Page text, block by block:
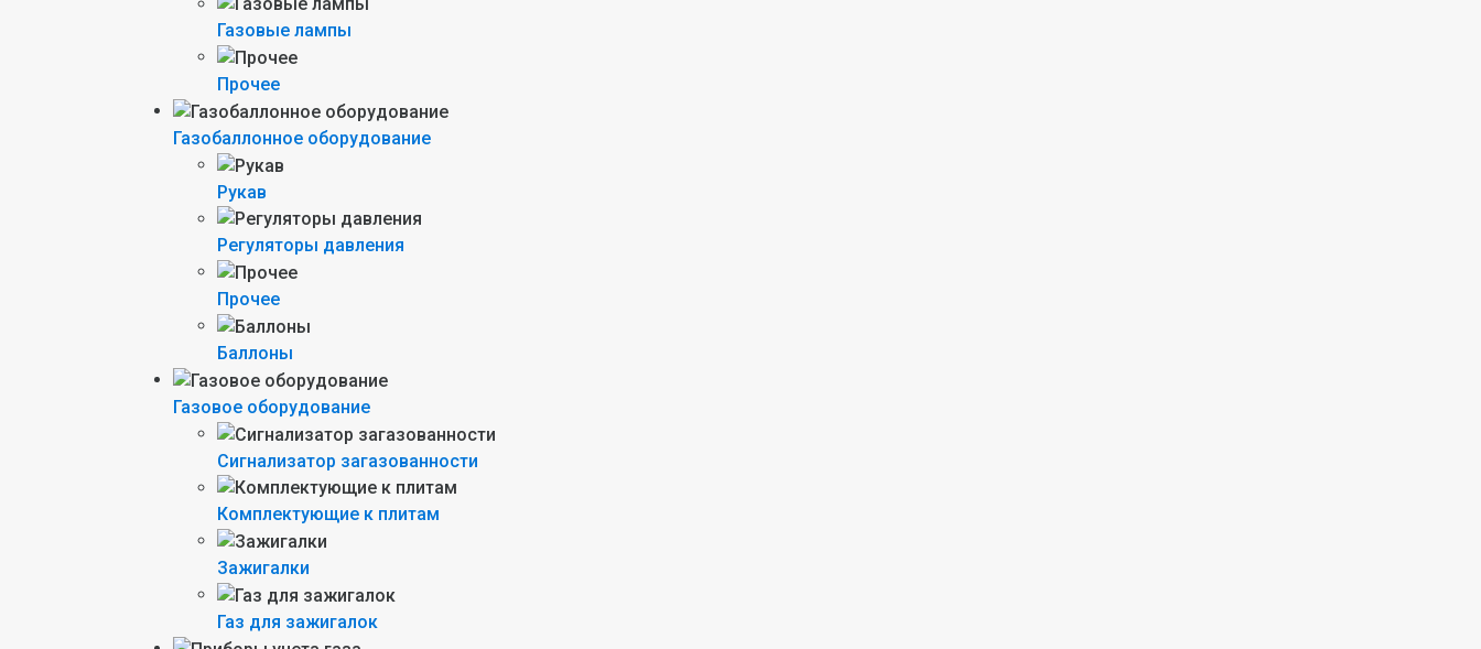
Газовые лампы
Прочее
Газобаллонное оборудование
Рукав
Регуляторы давления
Прочее
Баллоны
Газовое оборудование
Сигнализатор загазованности
Комплектующие к плитам
Зажигалки
Газ для зажигалок